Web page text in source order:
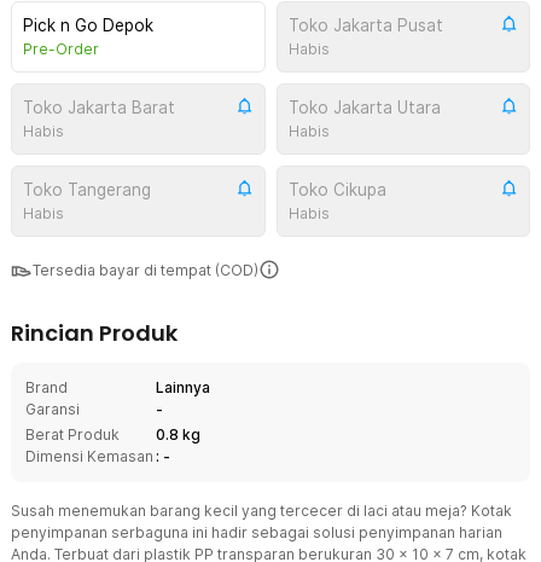
Pick n Go Depok
Pre-Order
Toko Jakarta Pusat
Habis
Toko Jakarta Barat
Habis
Toko Jakarta Utara
Habis
Toko Tangerang
Habis
Toko Cikupa
Habis
Tersedia bayar di tempat (COD)
Rincian Produk
Brand
Lainnya
Garansi
-
Berat Produk
0.8 kg
Dimensi Kemasan : -
Susah menemukan barang kecil yang tercecer di laci atau meja? Kotak
penyimpanan serbaguna ini hadir sebagai solusi penyimpanan harian
Anda. Terbuat dari plastik PP transparan berukuran 30 x 10 x 7 cm, kotak